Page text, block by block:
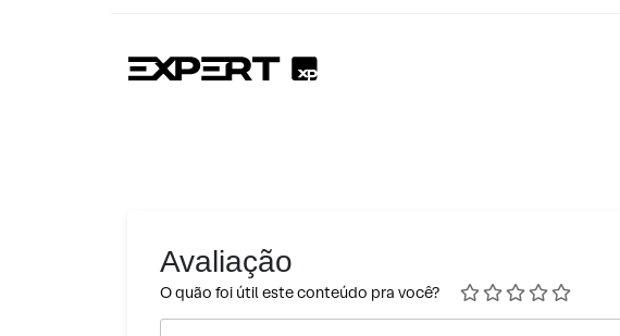
Avaliação
O quão foi útil este conteúdo pra você?